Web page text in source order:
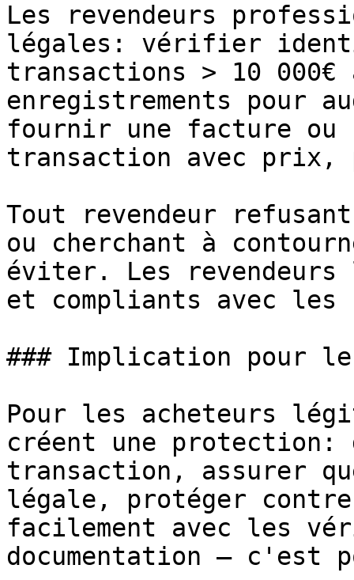
Les revendeurs
légales: vérifier
transactions > 10
enregistrements pour
fournir une facture ou
transaction avec
Tout revendeur
ou cherchant à
éviter. Les
et compliants avec les
### Implication pour
Pour les acheteurs
créent une protection:
transaction, assurer
légale, protéger
facilement avec les
documentation – c'est